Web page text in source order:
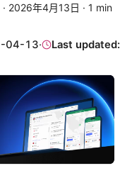
· 2026年4月13日 · 1 min
04-13· Last updated: